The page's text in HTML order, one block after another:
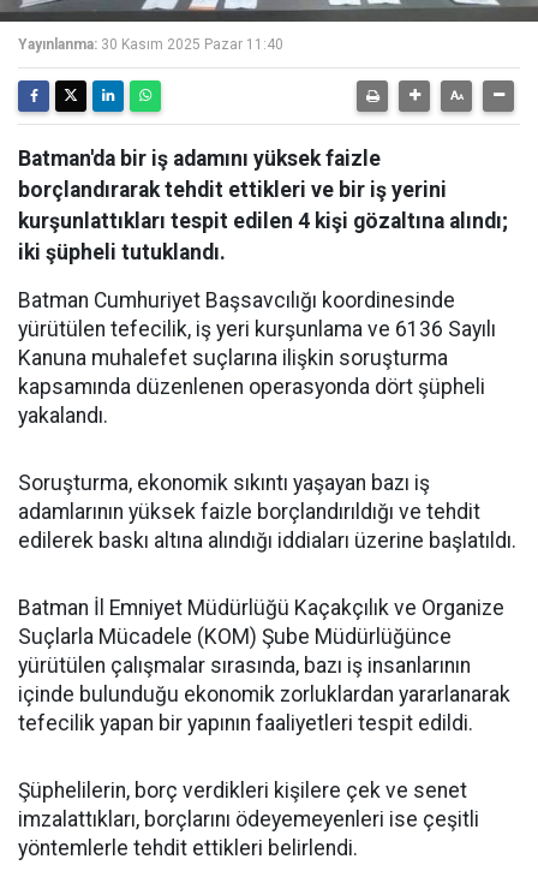
Yayınlanma: 30 Kasım 2025 Pazar 11:40
Batman'da bir iş adamını yüksek faizle
borçlandırarak tehdit ettikleri ve bir iş yerini
kurşunlattıkları tespit edilen 4 kişi gözaltına alındı;
iki şüpheli tutuklandı.
Batman Cumhuriyet Başsavcılığı koordinesinde
yürütülen tefecilik, iş yeri kurşunlama ve 6136 Sayılı
Kanuna muhalefet suçlarına ilişkin soruşturma
kapsamında düzenlenen operasyonda dört şüpheli
yakalandı.
Soruşturma, ekonomik sıkıntı yaşayan bazı iş
adamlarının yüksek faizle borçlandırıldığı ve tehdit
edilerek baskı altına alındığı iddiaları üzerine başlatıldı.
Batman İl Emniyet Müdürlüğü Kaçakçılık ve Organize
Suçlarla Mücadele (KOM) Şube Müdürlüğünce
yürütülen çalışmalar sırasında, bazı iş insanlarının
içinde bulunduğu ekonomik zorluklardan yararlanarak
tefecilik yapan bir yapının faaliyetleri tespit edildi.
Şüphelilerin, borç verdikleri kişilere çek ve senet
imzalattıkları, borçlarını ödeyemeyenleri ise çeşitli
yöntemlerle tehdit ettikleri belirlendi.